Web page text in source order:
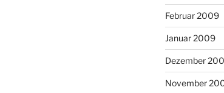
Februar 2009
Januar 2009
Dezember
November